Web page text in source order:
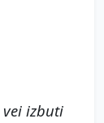
izbuti